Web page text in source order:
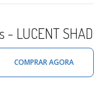
- LUCENT SHAD
COMPRAR AGORA